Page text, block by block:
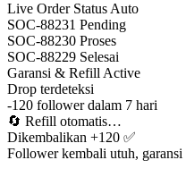
Live Order Status Auto
SOC-88231 Pending
SOC-88230 Proses
SOC-88229 Selesai
Garansi & Refill Active
Drop terdeteksi
-120 follower dalam 7 hari
🔄 Refill otomatis…
Dikembalikan +120 ✅
Follower kembali utuh, garansi